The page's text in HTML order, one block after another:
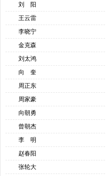
刘 阳
王云雷
李晓宁
金克森
刘太鸿
向 奎
周正东
周家豪
向朝勇
曾朝杰
李 明
赵春阳
张轮大